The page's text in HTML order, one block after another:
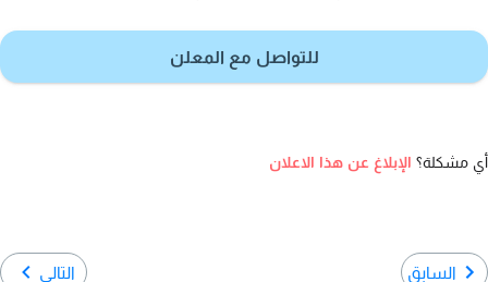
للتواصل مع المعلن
أي مشكلة؟ الإبلاغ عن هذا الاعلان
السابق التالي